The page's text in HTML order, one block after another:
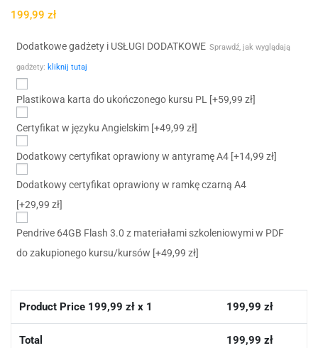
199,99 zł
Dodatkowe gadżety i USŁUGI DODATKOWE Sprawdź, jak wyglądają
gadżety: kliknij tutaj
Plastikowa karta do ukończonego kursu PL [+59,99 zł]
Certyfikat w języku Angielskim [+49,99 zł]
Dodatkowy certyfikat oprawiony w antyramę A4 [+14,99 zł]
Dodatkowy certyfikat oprawiony w ramkę czarną A4
[+29,99 zł]
Pendrive 64GB Flash 3.0 z materiałami szkoleniowymi w PDF
do zakupionego kursu/kursów [+49,99 zł]
Product Price 199,99 zł x 1 199,99 zł
Total 199,99 zł